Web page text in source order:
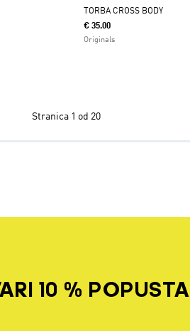
TORBA CROSS BODY
€ 35.00
Originals
Stranica 1 od 20
10 % POPUSTA